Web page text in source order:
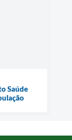
Saúde